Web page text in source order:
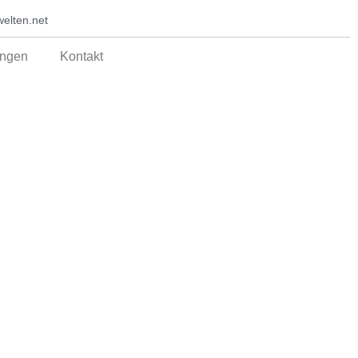
Kontakt